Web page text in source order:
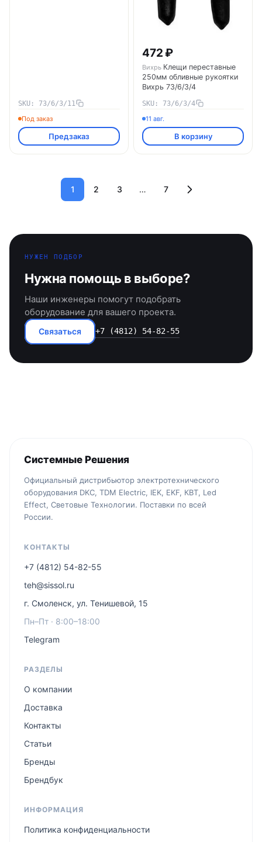
SKU: 73/6/3/11
Под заказ
Предзаказ
472 ₽
Вихрь Клещи переставные
250мм обливные рукоятки
Вихрь 73/6/3/4
SKU: 73/6/3/4
11 авг.
В корзину
1 2 3 … 7
НУЖЕН ПОДБОР
Нужна помощь в выборе?
Наши инженеры помогут подобрать
оборудование для вашего проекта.
Связаться +7 (4812) 54-82-55
Системные Решения
Официальный дистрибьютор электротехнического
оборудования DKC, TDM Electric, IEK, EKF, КВТ, Led
Effect, Световые Технологии. Поставки по всей
России.
КОНТАКТЫ
+7 (4812) 54-82-55
teh@sissol.ru
г. Смоленск, ул. Тенишевой, 15
Пн–Пт · 8:00–18:00
Telegram
РАЗДЕЛЫ
О компании
Доставка
Контакты
Статьи
Бренды
Брендбук
ИНФОРМАЦИЯ
Политика конфиденциальности